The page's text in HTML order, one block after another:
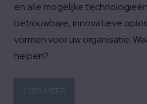
en alle mogelijke
betrouwbare, innovatieve
vormen voor uw organisatie.
helpen?
LEES MEER